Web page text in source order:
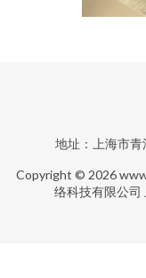
地址：上海市
Copyright © 2026
络科技有限公司